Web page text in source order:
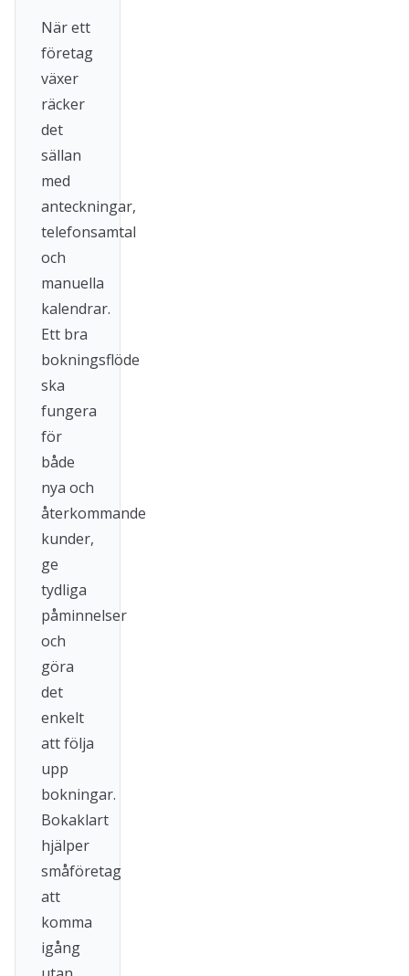
När ett
företag
växer
räcker
det
sällan
med
anteckningar,
telefonsamtal
och
manuella
kalendrar.
Ett bra
bokningsflöde
ska
fungera
för
både
nya och
återkommande
kunder,
ge
tydliga
påminnelser
och
göra
det
enkelt
att följa
upp
bokningar.
Bokaklart
hjälper
småföretag
att
komma
igång